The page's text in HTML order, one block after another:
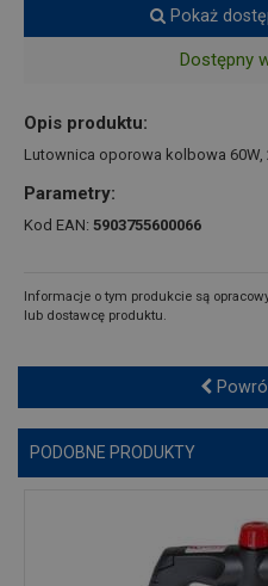
Pokaż
Dostępny
Opis produktu:
Lutownica oporowa kolbowa 60W,
Parametry:
Kod EAN: 5903755600066
Informacje o tym produkcie są
lub dostawcę produktu.
PODOBNE PRODUKTY